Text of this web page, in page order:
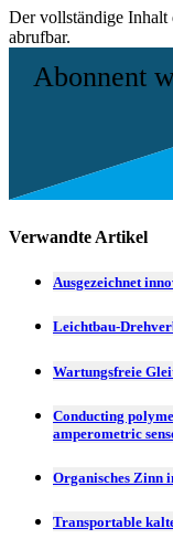
Der vollständige Inhalt
abrufbar.
Abonnent
Verwandte Artikel
Ausgezeichnet
Leichtbau-
Wartungsfreie
Conducting
amperometric
Organisches Zinn
Transportable